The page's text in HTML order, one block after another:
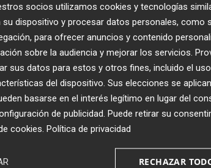
Recibe toda la actualidad
Plaza Podcast en tu
socios utilizamos cookies y tecnologías
dispositivo y procesar datos personales, como
para ofrecer anuncios y contenido
sobre la audiencia y mejorar los servicios.
sus datos para estos y otros fines, incluido el
del dispositivo. Sus elecciones se
basarse en el interés legítimo en lugar del
de publicidad . Puede retirar su
cookies Política de privacidad
RECHAZAR